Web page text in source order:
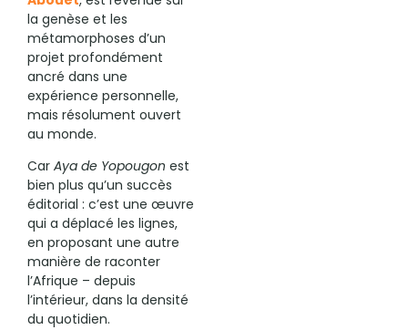
la genèse et les
métamorphoses d’un
projet profondément
ancré dans une
expérience personnelle,
mais résolument ouvert
au monde.
CarAya de Yopougon est
bien plus qu’un succès
éditorial : c’est une œuvre
qui a déplacé les lignes,
en proposant une autre
manière de raconter
l’Afrique – depuis
l’intérieur, dans la densité
du quotidien.